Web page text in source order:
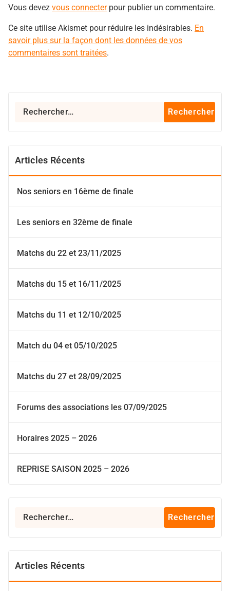
Vous devez vous connecterpour publier un commentaire.
Ce site utilise Akismet pour réduire les indésirables. En
savoir plus sur la façon dont les données de vos
commentaires sont traitées.
Rechercher :
Articles Récents
Nos seniors en 16ème de finale
Les seniors en 32ème de finale
Matchs du 22 et 23/11/2025
Matchs du 15 et 16/11/2025
Matchs du 11 et 12/10/2025
Match du 04 et 05/10/2025
Matchs du 27 et 28/09/2025
Forums des associations les 07/09/2025
Horaires 2025 – 2026
REPRISE SAISON 2025 – 2026
Rechercher :
Articles Récents